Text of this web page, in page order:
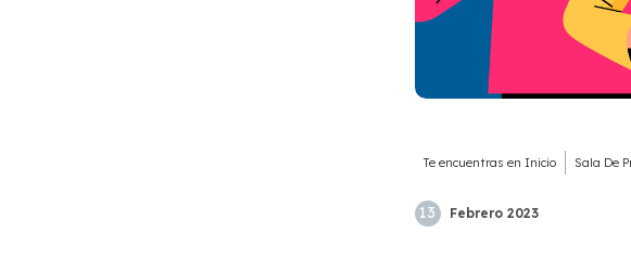
Te encuentras en Inicio Sala De
13 Febrero2023